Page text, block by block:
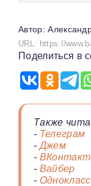
URL: https://
Поделиться в
Также
- Телеграм
-Джем
-
- Вайбер
-